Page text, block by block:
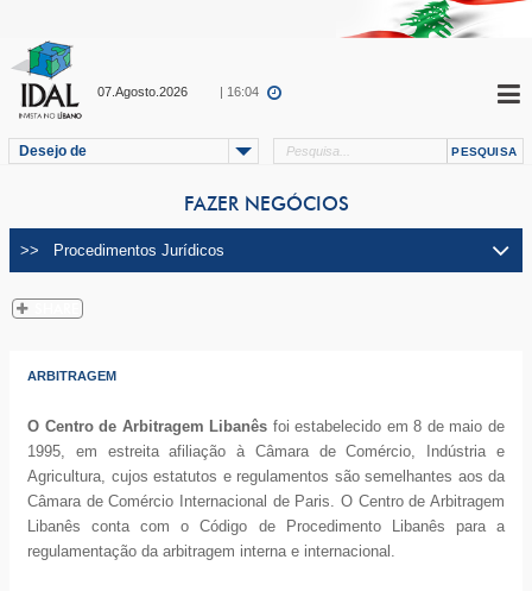
07.Agosto.2026 | 16:04
Desejo de
FAZER NEGÓCIOS
ARBITRAGEM
O Centro de Arbitragem Libanês foi estabelecido em 8 de maio de
1995, em estreita afiliação à Câmara de Comércio, Indústria e
Agricultura, cujos estatutos e regulamentos são semelhantes aos da
Câmara de Comércio Internacional de Paris. O Centro de Arbitragem
Libanês conta com o Código de Procedimento Libanês para a
regulamentação da arbitragem interna e internacional.